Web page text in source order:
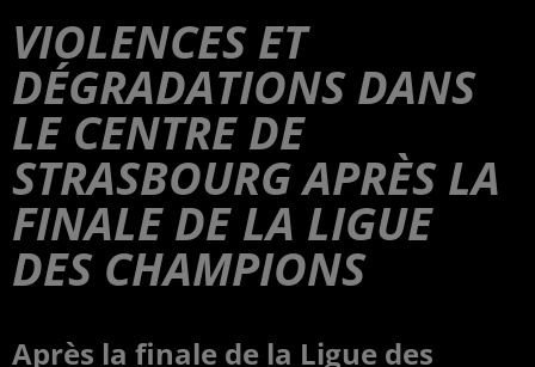
VIOLENCES ET
DÉGRADATIONS DANS
LE CENTRE DE
STRASBOURG APRÈS LA
FINALE DE LA LIGUE
DES CHAMPIONS
Après la finale de la Ligue des